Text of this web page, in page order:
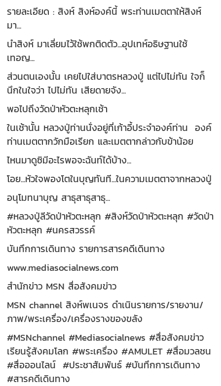
รายละเอียด : สิงห์ สิงห์องค์นี้ พระท่านเมตตาให้สิงห์
มา...
นำสิงห์ มาเลี่ยมไว้ใช้พกติดตัว...อุปเทห์อธิษฐานใช้
เทอญ...
ส่วนตนเองนั้น เคยไปใส่บาตรหลวงปู่ แต่ไปไม่ทัน ใจก็
นึกในใจว่า ไปไม่ทัน เสียดายจัง...
พอไปถึงวัดป่าหัวตะหลุกเช้า
ในเช้านั้น หลวงปู่ท่านนั่งอยู่ที่เก้าอี้ประจำองค์ท่าน องค์
ท่านเมตตากวักมือเรียก และเมตตากล่าวกับข้าน้อย
ไหนมาดูซิมีอะไรพอจะฉันท์ได้บ้าง...
โอย...หัวใจพองโตในบุญทันที...ในความเมตตาจากหลวงปู่
อนุโมทนาบุญ สาธุสาธุสาธุ...
#หลวงปู่ลีวัดป่าหัวตะหลุก #สิงห์วัดป่าหัวตะหลุก #วัดป่า
หัวตะหลุก #นครสวรรค์
บันทึกการเดินทาง รายการสารคดีเดินทาง
www.mediasocialnews.com
สำนักข่าว MSN สื่อสังคมข่าว
MSN channel สิงห์พเนจร ดำเนินรายการ/รายงาน/
ภาพ/พระเครื่อง/เครื่องรางของขลัง
#MSNchannel #Mediasocialnews #สื่อสังคมข่าว
เรียนรู้สังคมโลก #พระเครื่อง #AMULET #สื่อมวลชน
#สื่อออนไลน์ #ประชาสัมพันธ์ #บันทึกการเดินทาง
#สารคดีเดินทาง